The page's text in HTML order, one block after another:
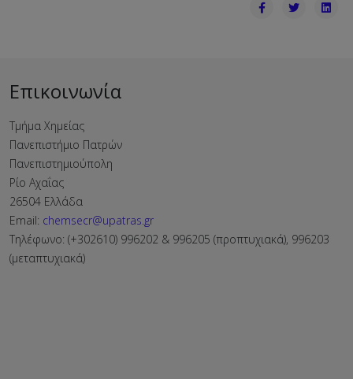
Επικοινωνία
Τμήμα Χημείας
Πανεπιστήμιο Πατρών
Πανεπιστημιούπολη
Ρίο Αχαΐας
26504 Ελλάδα
Email: chemsecr@upatras.gr
Τηλέφωνο: (+302610) 996202 & 996205 (προπτυχιακά), 996203
(μεταπτυχιακά)